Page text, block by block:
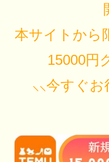
本サイトから
15000円
⸜⸜今すぐお